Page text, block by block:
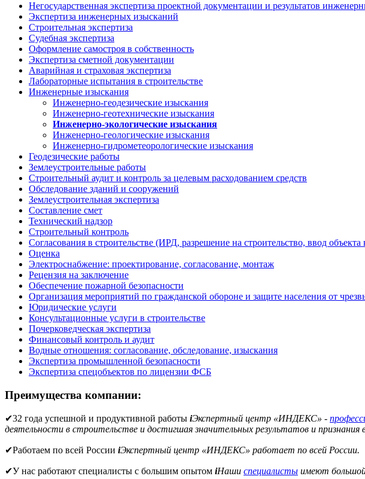
Негосударственная экспертиза проектной документации и результатов
Экспертиза инженерных изысканий
Строительная экспертиза
Судебная экспертиза
Оформление самостроя в собственность
Экспертиза сметной документации
Аварийная и страховая экспертиза
Лабораторные испытания в строительстве
Инженерные изыскания
Инженерно-геодезические изыскания
Инженерно-геотехнические изыскания
Инженерно-экологические изыскания
Инженерно-геологические изыскания
Инженерно-гидрометеорологические изыскания
Геодезические работы
Землеустроительные работы
Строительный аудит и контроль за целевым расходованием средств
Обследование зданий и сооружений
Землеустроительная экспертиза
Составление смет
Технический надзор
Строительный контроль
Согласования в строительстве (ИРД, разрешение на строительство, ввод
Оценка
Электроснабжение: проектирование, согласование, монтаж
Рецензия на заключение
Обеспечение пожарной безопасности
Организация мероприятий по гражданской обороне и защите населения от
Юридические услуги
Консультационные услуги в строительстве
Почерковедческая экспертиза
Финансовый контроль и аудит
Водные отношения: согласование, обследование, изыскания
Экспертиза промышленной безопасности
Экспертиза спецобъектов по лицензии ФСБ
Преимущества компании:
✔32 года успешной и продуктивной работы iЭкспертный центр «ИНДЕКС» -
деятельности в строительстве и достигшая значительных результатов и признания
✔Работаем по всей России iЭкспертный центр «ИНДЕКС» работает по всей России.
✔У нас работают специалисты с большим опытом iНаши специалисты имеют